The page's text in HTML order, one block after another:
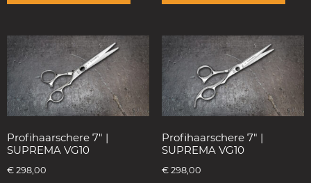
Profihaarschere 7″ |
SUPREMA VG10
€ 298,00
Profihaarschere 7″ |
SUPREMA VG10
€298,00